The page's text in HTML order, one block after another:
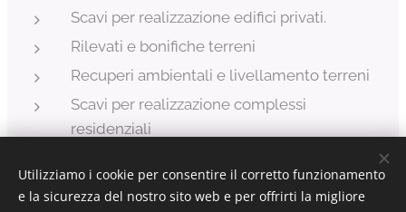
Scavi per realizzazione edifici privati.
Rilevati e bonifiche terreni
Recuperi ambientali e livellamento terreni
Scavi per realizzazione complessi
residenziali
Utilizziamo i cookie per consentire il corretto funzionamento
e la sicurezza del nostro sito web e per offrirti la migliore